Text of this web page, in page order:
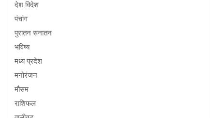
देश विदेश
पंचांग
पुरातन सनातन
भविष्य
मध्य प्रदेश
मनोरंजन
मौसम
राशिफल